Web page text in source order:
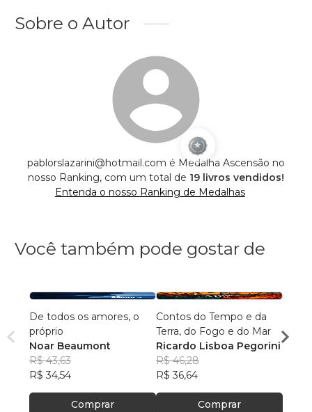
Sobre o Autor
pablorslazarini@hotmail.com é Medalha Ascensão no
nosso Ranking, com um total de 19 livros vendidos!
Entenda o nosso Ranking de Medalhas
Você também pode gostar de
De todos os amores, o
próprio
Noar Beaumont
R$ 43,63
R$ 34,54
Comprar
Contos do Tempo e da
Terra, do Fogo e do Mar
Ricardo Lisboa Pegorini
R$ 46,28
R$ 36,64
Comprar